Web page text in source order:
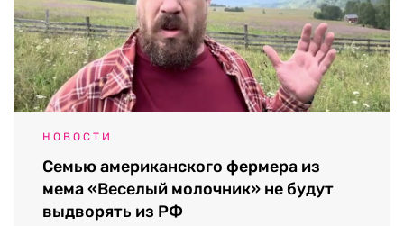
НОВОСТИ
Семью американского фермера из
мема «Веселый молочник» не будут
выдворять из РФ